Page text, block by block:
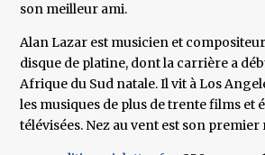
son meilleur ami.
Alan Lazar est musicien et
disque de platine, dont la carrière a
Afrique du Sud natale. Il vit à Los
les musiques de plus de trente films et
télévisées. Nez au vent est son